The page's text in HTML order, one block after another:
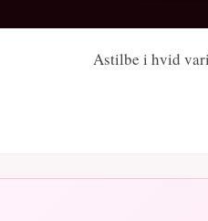
Astilbe i hvid